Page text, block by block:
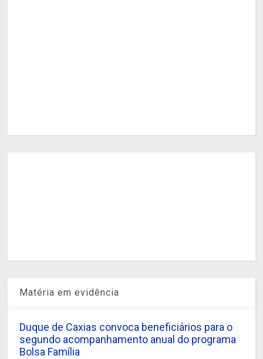
Matéria em evidência
Duque de Caxias convoca beneficiários para o
segundo acompanhamento anual do programa
Bolsa Família